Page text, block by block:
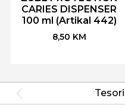
CARIES DISPENSER
100 ml (Artikal 442)
8,50 KM